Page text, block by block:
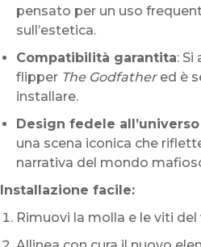
pensato per un uso
sull’estetica.
Compatibilità garantita:
flipper The Godfathered è
installare.
Design fedele
una scena iconica che
narrativa del mondo
Installazione facile:
Rimuovi la molla e le viti